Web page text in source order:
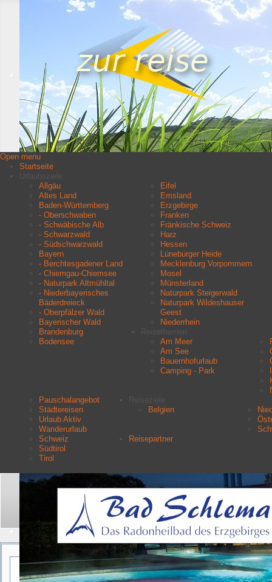
Open menu
Startseite
Allgäu
Altes Land
Baden-Württemberg
- Oberschwaben
- Schwäbische Alb
- Schwarzwald
- Südschwarzwald
Bayern
- Berchtesgadener Land
- Chiemgau-Chiemsee
- Naturpark Altmühltal
- Niederbayerisches
Bäderdreieck
- Oberpfälzer Wald
Bayerischer Wald
Brandenburg
Bodensee
Eifel
Emsland
Erzgebirge
Franken
Fränkische Schweiz
Harz
Hessen
Lüneburger Heide
Mecklenburg Vorpommern
Mosel
Münsterland
Naturpark Steigerwald
Naturpark Wildeshauser
Geest
Niederrhein
Am Meer
Am See
Bauernhofurlaub
Camping - Park
Pauschalangebot
Städtereisen
Urlaub Aktiv
Wanderurlaub
Belgien
Schweiz
Südtirol
Tirol
Reisepartner
Aktuelle Seite:Startseite Reisethemen Familienurlaub
Suchen